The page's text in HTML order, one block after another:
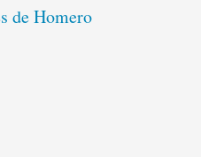
de Homero